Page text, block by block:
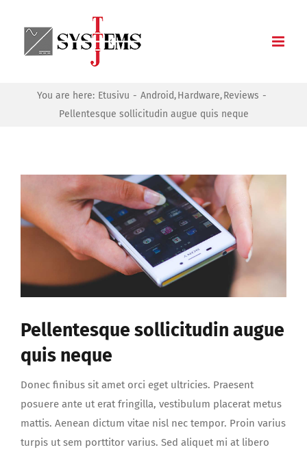
content
You are here: Etusivu Android Hardware Reviews
Pellentesque sollicitudin augue quis neque
kuvaa
isompana
Pellentesque sollicitudin augue
quis neque
Donec finibus sit amet orci eget ultricies. Praesent
posuere ante ut erat fringilla, vestibulum placerat metus
mattis. Aenean dictum vitae nisl nec tempor. Proin varius
turpis ut sem porttitor varius. Sed aliquet mi at libero